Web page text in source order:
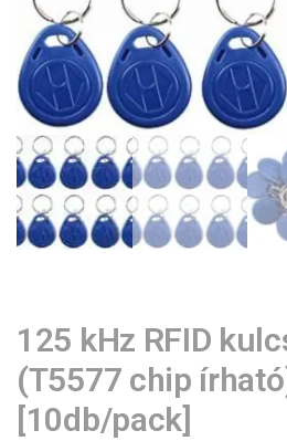
125 kHz RFID
(T5577 chip
[10db/pack]